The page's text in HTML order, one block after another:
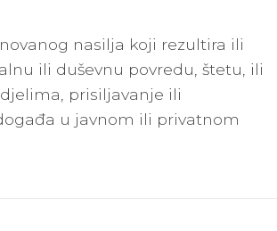
nasilja koji rezultira ili
ili duševnu povredu, štetu, ili
prisiljavanje ili
u javnom ili privatnom